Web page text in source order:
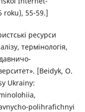
roku), 55-59.]
ресурси
термінологія,
[Beidyk, O.
Ukrainy:
polihrafichnyi